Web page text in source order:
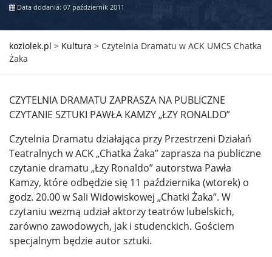
Data dodania: 07 październik 2011
koziolek.pl > Kultura > Czytelnia Dramatu w ACK UMCS Chatka
Żaka
CZYTELNIA DRAMATU ZAPRASZA NA PUBLICZNE
CZYTANIE SZTUKI PAWŁA KAMZY „ŁZY RONALDO”
Czytelnia Dramatu działająca przy Przestrzeni Działań
Teatralnych w ACK „Chatka Żaka” zaprasza na publiczne
czytanie dramatu „Łzy Ronaldo” autorstwa Pawła
Kamzy, które odbędzie się 11 października (wtorek) o
godz. 20.00 w Sali Widowiskowej „Chatki Żaka”. W
czytaniu wezmą udział aktorzy teatrów lubelskich,
zarówno zawodowych, jak i studenckich. Gościem
specjalnym będzie autor sztuki.